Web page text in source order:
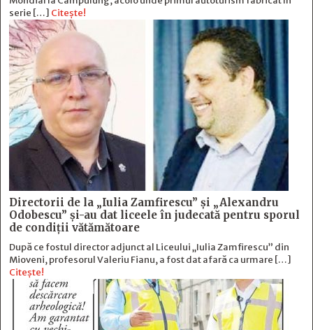
serie […] Citește!
Directorii de la „Iulia Zamfirescu” și „Alexandru
Odobescu” și-au dat liceele în judecată pentru sporul
de condiții vătămătoare
După ce fostul director adjunct al Liceului „Iulia Zamfirescu” din
Mioveni, profesorul Valeriu Fianu, a fost dat afară ca urmare […]
Citește!